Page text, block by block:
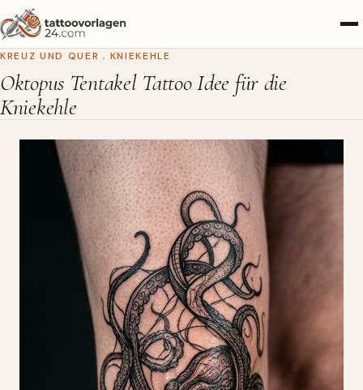
KREUZ UND QUER , KNIEKEHLE
Oktopus Tentakel Tattoo Idee für die
Kniekehle